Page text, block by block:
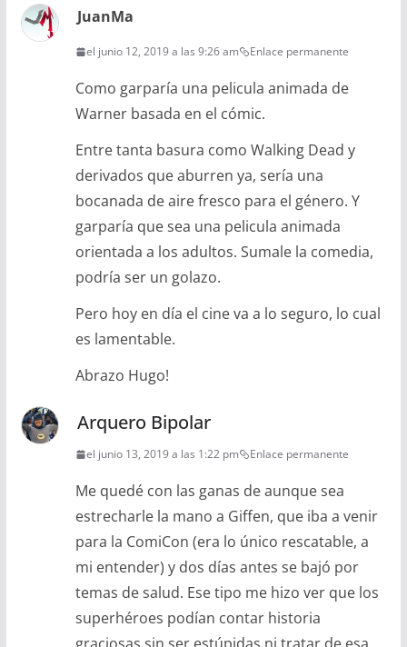
JuanMa
el junio 12, 2019 a las 9:26 am Enlace permanente
Como garparía una pelicula animada de
Warner basada en el cómic.
Entre tanta basura como Walking Dead y
derivados que aburren ya, sería una
bocanada de aire fresco para el género. Y
garparía que sea una pelicula animada
orientada a los adultos. Sumale la comedia,
podría ser un golazo.
Pero hoy en día el cine va a lo seguro, lo cual
es lamentable.
Abrazo Hugo!
Arquero Bipolar
el junio 13, 2019 a las 1:22 pm Enlace permanente
Me quedé con las ganas de aunque sea
estrecharle la mano a Giffen, que iba a venir
para la ComiCon (era lo único rescatable, a
mi entender) y dos días antes se bajó por
temas de salud. Ese tipo me hizo ver que los
superhéroes podían contar historia